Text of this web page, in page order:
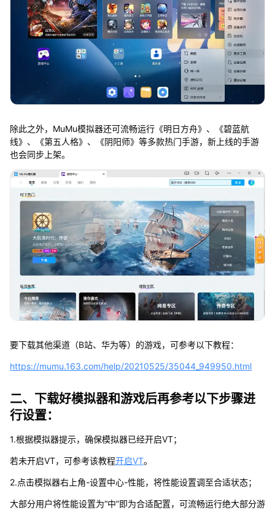
除此之外，MuMu模拟器还可流畅运行《明日方舟》、《碧蓝航
线》、《第五人格》、《阴阳师》等多款热门手游，新上线的手游
也会同步上架。
要下载其他渠道（B站、华为等）的游戏，可参考以下教程：
https://mumu.163.com/help/20210525/35044_949950.html
二、下载好模拟器和游戏后再参考以下步骤进
行设置：
1.根据模拟器提示，确保模拟器已经开启VT；
若未开启VT，可参考该教程开启VT。
2.点击模拟器右上角-设置中心-性能，将性能设置调至合适状态；
大部分用户将性能设置为“中”即为合适配置，可流畅运行绝大部分游